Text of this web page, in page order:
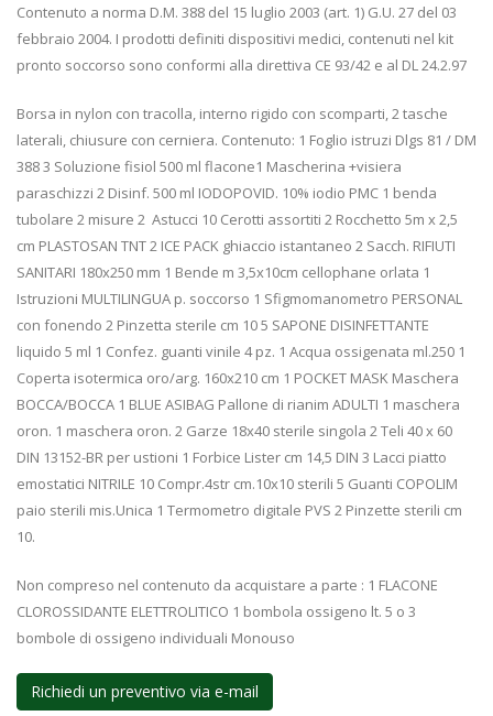
Contenuto a norma D.M. 388 del 15 luglio 2003 (art. 1) G.U. 27 del 03
febbraio 2004. I prodotti definiti dispositivi medici, contenuti nel kit
pronto soccorso sono conformi alla direttiva CE 93/42 e al DL 24.2.97
Borsa in nylon con tracolla, interno rigido con scomparti, 2 tasche
laterali, chiusure con cerniera. Contenuto: 1 Foglio istruzi Dlgs 81 / DM
388 3 Soluzione fisiol 500 ml flacone1 Mascherina +visiera
paraschizzi 2 Disinf. 500 ml IODOPOVID. 10% iodio PMC 1 benda
tubolare 2 misure 2 Astucci 10 Cerotti assortiti 2 Rocchetto 5m x 2,5
cm PLASTOSAN TNT 2 ICE PACK ghiaccio istantaneo 2 Sacch. RIFIUTI
SANITARI 180x250 mm 1 Bende m 3,5x10cm cellophane orlata 1
Istruzioni MULTILINGUA p. soccorso 1 Sfigmomanometro PERSONAL
con fonendo 2 Pinzetta sterile cm 10 5 SAPONE DISINFETTANTE
liquido 5 ml 1 Confez. guanti vinile 4 pz. 1 Acqua ossigenata ml.250 1
Coperta isotermica oro/arg. 160x210 cm 1 POCKET MASK Maschera
BOCCA/BOCCA 1 BLUE ASIBAG Pallone di rianim ADULTI 1 maschera
oron. 1 maschera oron. 2 Garze 18x40 sterile singola 2 Teli 40 x 60
DIN 13152-BR per ustioni 1 Forbice Lister cm 14,5 DIN 3 Lacci piatto
emostatici NITRILE 10 Compr.4str cm.10x10 sterili 5 Guanti COPOLIM
paio sterili mis.Unica 1 Termometro digitale PVS 2 Pinzette sterili cm
10.
Non compreso nel contenuto da acquistare a parte : 1 FLACONE
CLOROSSIDANTE ELETTROLITICO 1 bombola ossigeno lt. 5 o 3
bombole di ossigeno individuali Monouso
Richiedi un preventivo via e-mail